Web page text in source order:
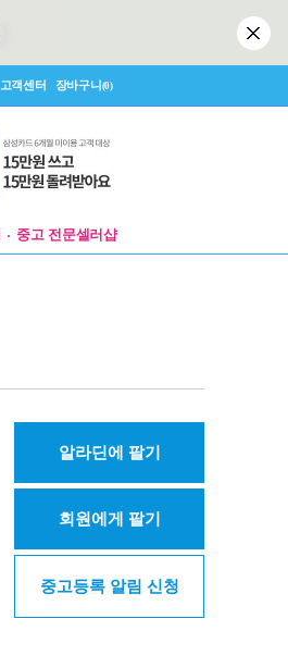
고객센터 장바구니(0)
중고 전문셀러샵
알라딘에 팔기
회원에게 팔기
중고등록 알림 신청